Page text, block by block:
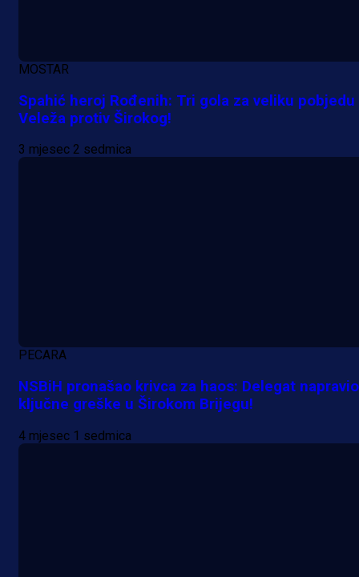
MOSTAR
Spahić heroj Rođenih: Tri gola za veliku pobjedu
Veleža protiv Širokog!
3 mjesec 2 sedmica
PECARA
NSBiH pronašao krivca za haos: Delegat napravio
ključne greške u Širokom Brijegu!
4 mjesec 1 sedmica